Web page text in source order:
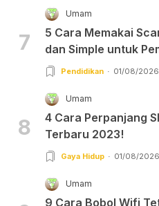
7
Umam
5 Cara Memakai
dan Simple untuk
Pendidikan 01/08/2026
8
Umam
4 Cara Perpanjang
Terbaru 2023!
Gaya Hidup 01/08/
Umam
9 Cara Bobol Wifi